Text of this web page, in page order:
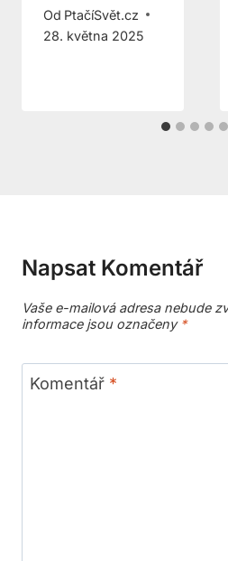
Od PtačíSvět.cz
28. května 2025
Napsat Komentář
Vaše e-mailová adresa nebude
informace jsou označeny *
Komentář *